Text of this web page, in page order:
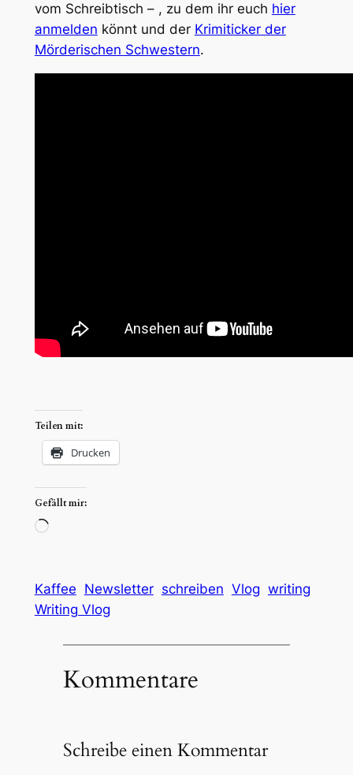
vom Schreibtisch – , zu dem ihr euch hier
anmelden könnt und der Krimiticker der
Mörderischen Schwestern.
Teilen mit:
Drucken
Gefällt mir:
Wird
Kaffee Newsletter schreiben Vlog writing
Writing Vlog
Kommentare
Schreibe einen Kommentar